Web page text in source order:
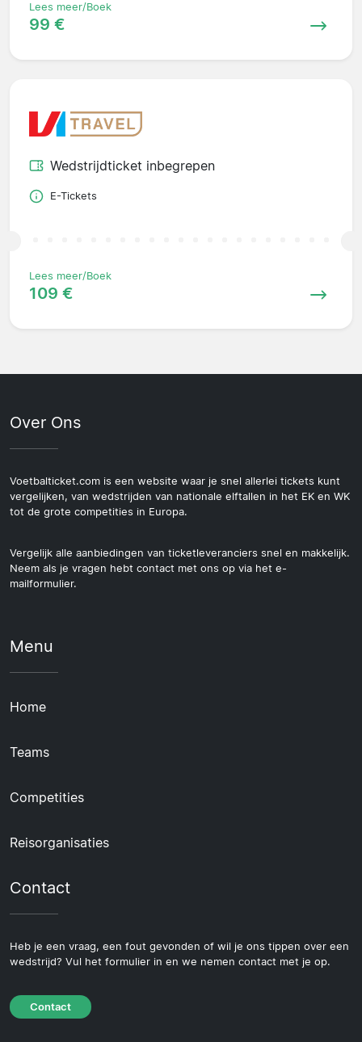
Lees meer/Boek
99 €
Wedstrijdticket inbegrepen
E-Tickets
Lees meer/Boek
109 €
Over Ons
Voetbalticket.com is een website waar je snel allerlei tickets kunt
vergelijken, van wedstrijden van nationale elftallen in het EK en WK
tot de grote competities in Europa.
Vergelijk alle aanbiedingen van ticketleveranciers snel en makkelijk.
Neem als je vragen hebt contact met ons op via het e-
mailformulier.
Menu
Home
Teams
Competities
Reisorganisaties
Contact
Heb je een vraag, een fout gevonden of wil je ons tippen over een
wedstrijd? Vul het formulier in en we nemen contact met je op.
Contact